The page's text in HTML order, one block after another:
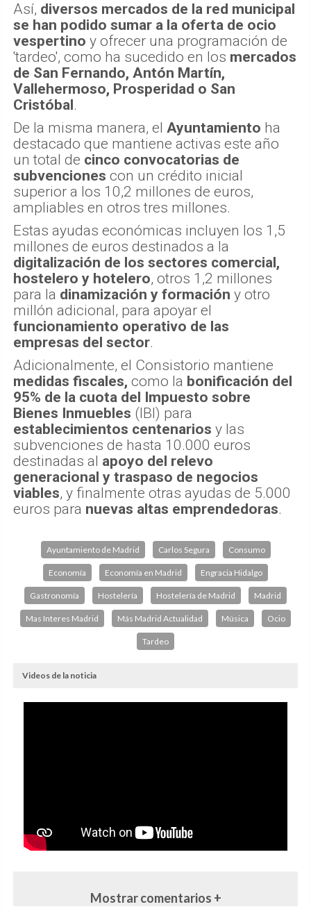
Así, diversos mercados de la red municipal
se han podido sumar a la oferta de ocio
vespertino y ofrecer una programación de
'tardeo', como ha sucedido en los mercados
de San Fernando, Antón Martín,
Vallehermoso, Prosperidad o San
Cristóbal.
De la misma manera, el Ayuntamiento ha
destacado que mantiene activas este año
un total de cinco convocatorias de
subvenciones con un crédito inicial
superior a los 10,2 millones de euros,
ampliables en otros tres millones.
Estas ayudas económicas incluyen los 1,5
millones de euros destinados a la
digitalización de los sectores comercial,
hostelero y hotelero, otros 1,2 millones
para la dinamización y formación y otro
millón adicional, para apoyar el
funcionamiento operativo de las
empresas del sector.
Adicionalmente, el Consistorio mantiene
medidas fiscales, como la bonificación del
95% de la cuota del Impuesto sobre
Bienes Inmuebles (IBI) para
establecimientos centenarios y las
subvenciones de hasta 10.000 euros
destinadas al apoyo del relevo
generacional y traspaso de negocios
viables, y finalmente otras ayudas de 5.000
euros para nuevas altas emprendedoras.
Ayuntamiento de Madrid Carlos Segura Consumo
Economía Economía en Madrid Engracia Hidalgo
Gastronomía Hostelería Hostelería de Madrid Madrid
Mas Interes Madrid Más Madrid Actualidad Música Ocio
Tardeo
Videos de la noticia
Mostrar comentarios +